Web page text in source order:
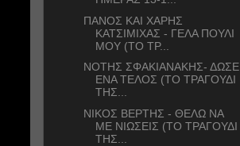
ΠΑΝΟΣ ΚΑΙ ΧΑΡΗΣ
ΚΑΤΣΙΜΙΧΑΣ - ΓΕΛΑ ΠΟΥΛΙ
ΜΟΥ (ΤΟ ΤΡ...
ΝΟΤΗΣ ΣΦΑΚΙΑΝΑΚΗΣ- ΔΩΣΕ
ΕΝΑ ΤΕΛΟΣ (ΤΟ ΤΡΑΓΟΥΔΙ
ΤΗΣ...
ΝΙΚΟΣ ΒΕΡΤΗΣ - ΘΕΛΩ ΝΑ
ΜΕ ΝΙΩΣΕΙΣ (ΤΟ ΤΡΑΓΟΥΔΙ
ΤΗΣ...